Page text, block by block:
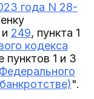
года N 28-
и 249, пункта 1
кодекса
пунктов 1 и 3
".